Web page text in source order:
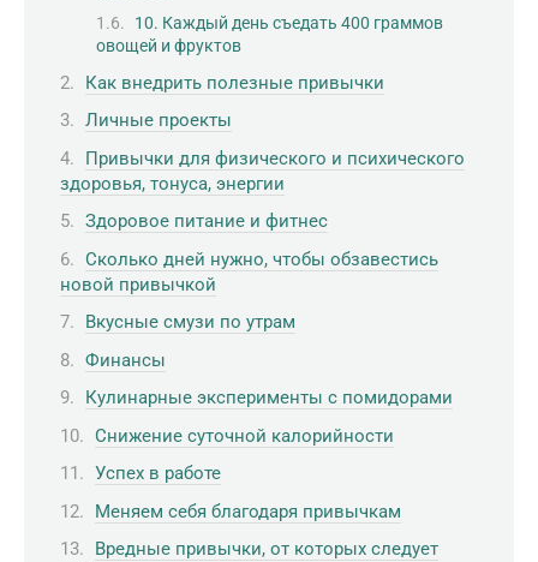
10. Каждый день съедать 400 граммов
овощей и фруктов
Как внедрить полезные привычки
Личные проекты
Привычки для физического и психического
здоровья, тонуса, энергии
Здоровое питание и фитнес
Сколько дней нужно, чтобы обзавестись
новой привычкой
Вкусные смузи по утрам
Финансы
Кулинарные эксперименты с помидорами
Снижение суточной калорийности
Успех в работе
Меняем себя благодаря привычкам
Вредные привычки, от которых следует